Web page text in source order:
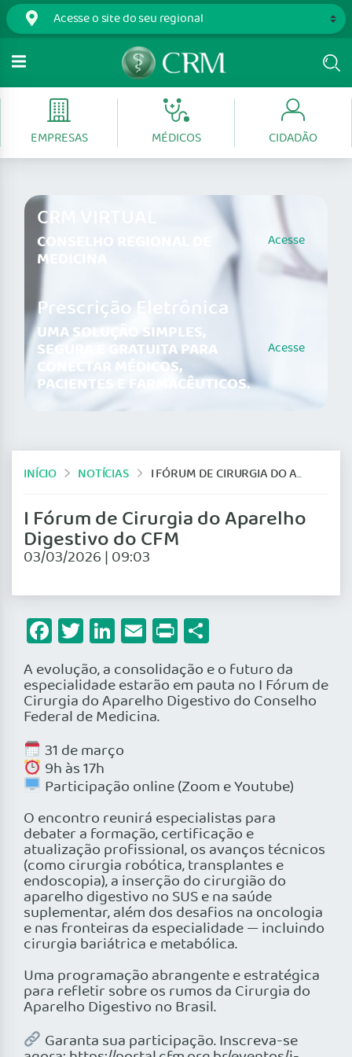
EMPRESAS MÉDICOS CIDADÃO
CRM VIRTUAL
CONSELHO REGIONAL DE
MEDICINA
Acesse
Prescrição Eletrônica
UMA SOLUÇÃO SIMPLES,
SEGURA E GRATUITA PARA
CONECTAR MÉDICOS,
PACIENTES E FARMACÊUTICOS.
Acesse
INÍCIO NOTÍCIAS I FÓRUM DE CIRURGIA DO APARELHO DIGESTIVO DO CFM
I Fórum de Cirurgia do Aparelho
Digestivo do CFM
03/03/2026 | 09:03
Facebook
Twitter
LinkedIn
Email
Print
A evolução, a consolidação e o futuro da
especialidade estarão em pauta no I Fórum de
Cirurgia do Aparelho Digestivo do Conselho
Federal de Medicina.
31 de março
9h às 17h
Participação online (Zoom e Youtube)
O encontro reunirá especialistas para
debater a formação, certificação e
atualização profissional, os avanços técnicos
(como cirurgia robótica, transplantes e
endoscopia), a inserção do cirurgião do
aparelho digestivo no SUS e na saúde
suplementar, além dos desafios na oncologia
e nas fronteiras da especialidade — incluindo
cirurgia bariátrica e metabólica.
Uma programação abrangente e estratégica
para refletir sobre os rumos da Cirurgia do
Aparelho Digestivo no Brasil.
Garanta sua participação. Inscreva-se